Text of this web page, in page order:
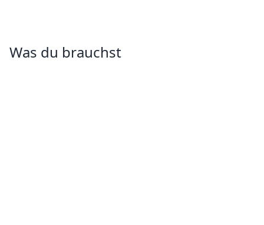
Was du brauchst